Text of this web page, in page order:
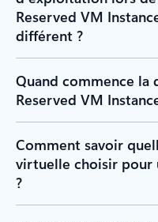
Reserved VM
différent ?
Quand commence la
Reserved VM
Comment savoir
virtuelle choisir pour
?